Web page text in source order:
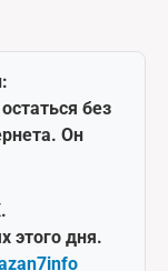
без
Он
этого дня.